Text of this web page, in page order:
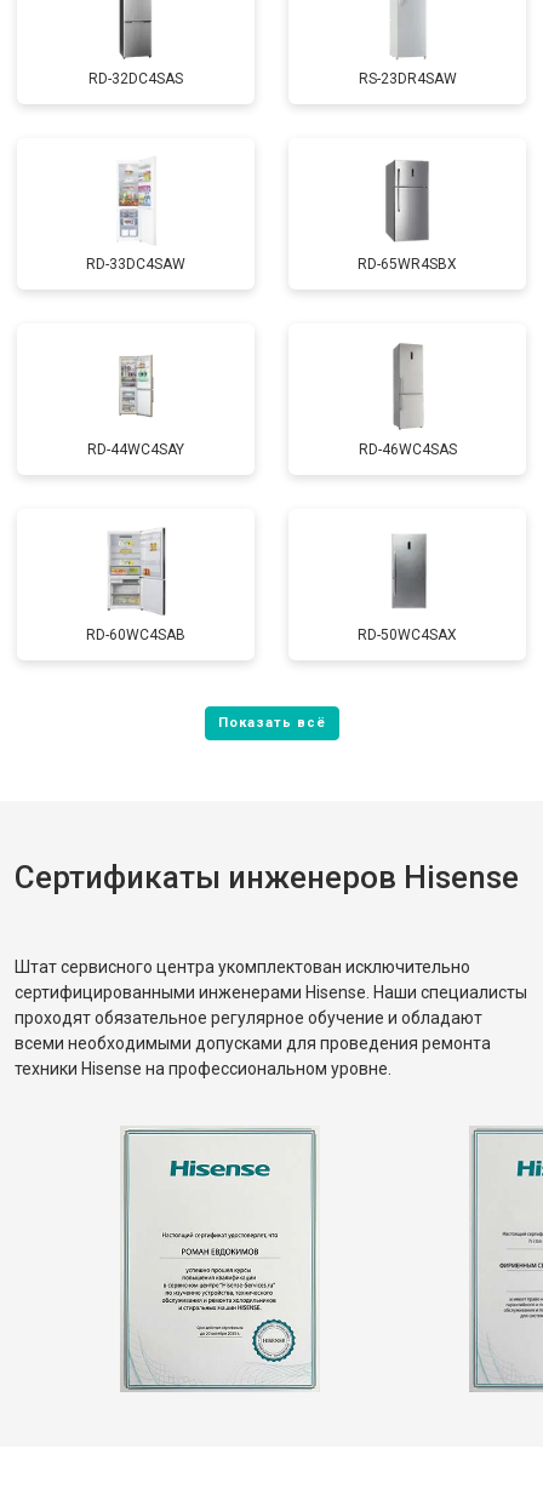
RD-32DC4SAS RS-23DR4SAW
RD-33DC4SAW RD-65WR4SBX
RD-44WC4SAY RD-46WC4SAS
RD-60WC4SAB RD-50WC4SAX
Сертификаты инженеров Hisense
Штат сервисного центра укомплектован исключительно
сертифицированными инженерами Hisense. Наши специалисты
проходят обязательное регулярное обучение и обладают
всеми необходимыми допусками для проведения ремонта
техники Hisense на профессиональном уровне.